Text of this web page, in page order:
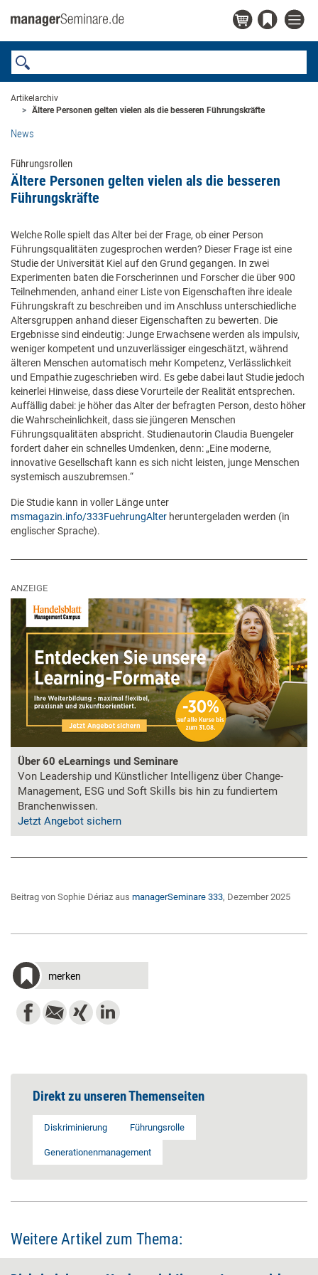
Artikelarchiv
Ältere Personen gelten vielen als die besseren Führungskräfte
News
Führungsrollen
Ältere Personen gelten vielen als die besseren
Führungskräfte
Welche Rolle spielt das Alter bei der Frage, ob einer Person
Führungsqualitäten zugesprochen werden? Dieser Frage ist eine
Studie der Universität Kiel auf den Grund gegangen. In zwei
Experimenten baten die Forscherinnen und Forscher die über 900
Teilnehmenden, anhand einer Liste von Eigenschaften ihre ideale
Führungskraft zu beschreiben und im Anschluss unterschiedliche
Altersgruppen anhand dieser Eigenschaften zu bewerten. Die
Ergebnisse sind eindeutig: Junge Erwachsene werden als impulsiv,
weniger kompetent und unzuverlässiger eingeschätzt, während
älteren Menschen automatisch mehr Kompetenz, Verlässlichkeit
und Empathie zugeschrieben wird. Es gebe dabei laut Studie jedoch
keinerlei Hinweise, dass diese Vorurteile der Realität entsprechen.
Auffällig dabei: je höher das Alter der befragten Person, desto höher
die Wahrscheinlichkeit, dass sie jüngeren Menschen
Führungsqualitäten abspricht. Studienautorin Claudia Buengeler
fordert daher ein schnelles Umdenken, denn: „Eine moderne,
innovative Gesellschaft kann es sich nicht leisten, junge Menschen
systemisch auszubremsen.“
Die Studie kann in voller Länge unter
msmagazin.info/333FuehrungAlter heruntergeladen werden (in
englischer Sprache).
ANZEIGE
Über 60 eLearnings und Seminare
Von Leadership und Künstlicher Intelligenz über Change-
Management, ESG und Soft Skills bis hin zu fundiertem
Branchenwissen.
Jetzt Angebot sichern
Beitrag von Sophie Dériaz aus managerSeminare 333, Dezember 2025
merken
Direkt zu unseren Themenseiten
Diskriminierung Führungsrolle
Generationenmanagement
Weitere Artikel zum Thema: